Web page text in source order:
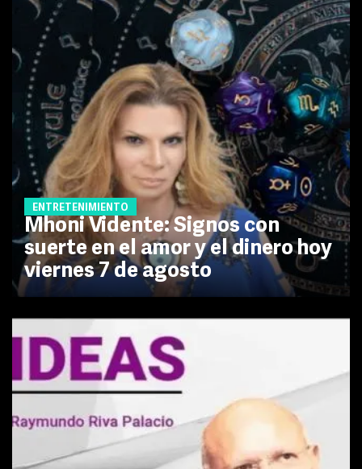
ENTRETENIMIENTO
Mhoni Vidente: Signos con
suerte en el amor y el dinero hoy
viernes 7 de agosto